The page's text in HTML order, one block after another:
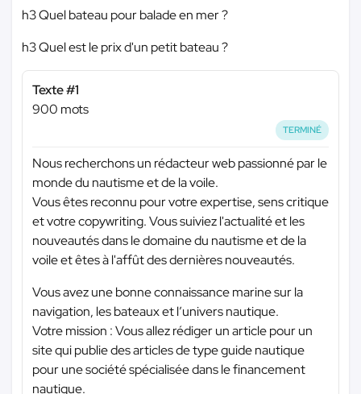
h3 Quel bateau pour balade en mer ?
h3 Quel est le prix d'un petit bateau ?
Texte #1
900 mots
TERMINÉ
Nous recherchons un rédacteur web passionné par le
monde du nautisme et de la voile.
Vous êtes reconnu pour votre expertise, sens critique
et votre copywriting. Vous suiviez l'actualité et les
nouveautés dans le domaine du nautisme et de la
voile et êtes à l'affût des dernières nouveautés.
Vous avez une bonne connaissance marine sur la
navigation, les bateaux et l’univers nautique.
Votre mission : Vous allez rédiger un article pour un
site qui publie des articles de type guide nautique
pour une société spécialisée dans le financement
nautique.